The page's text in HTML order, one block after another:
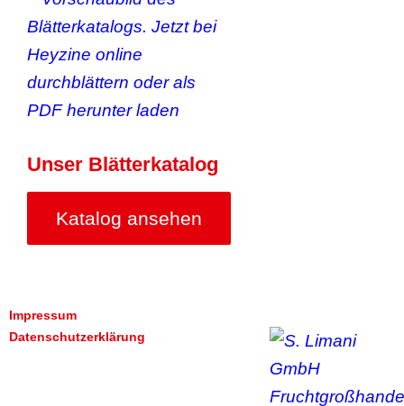
Unser Blätterkatalog
Katalog ansehen
Impressum
Datenschutzerklärung